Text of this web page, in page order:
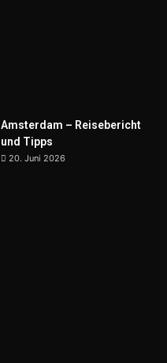
Amsterdam – Reisebericht
und Tipps
20. Juni 2026